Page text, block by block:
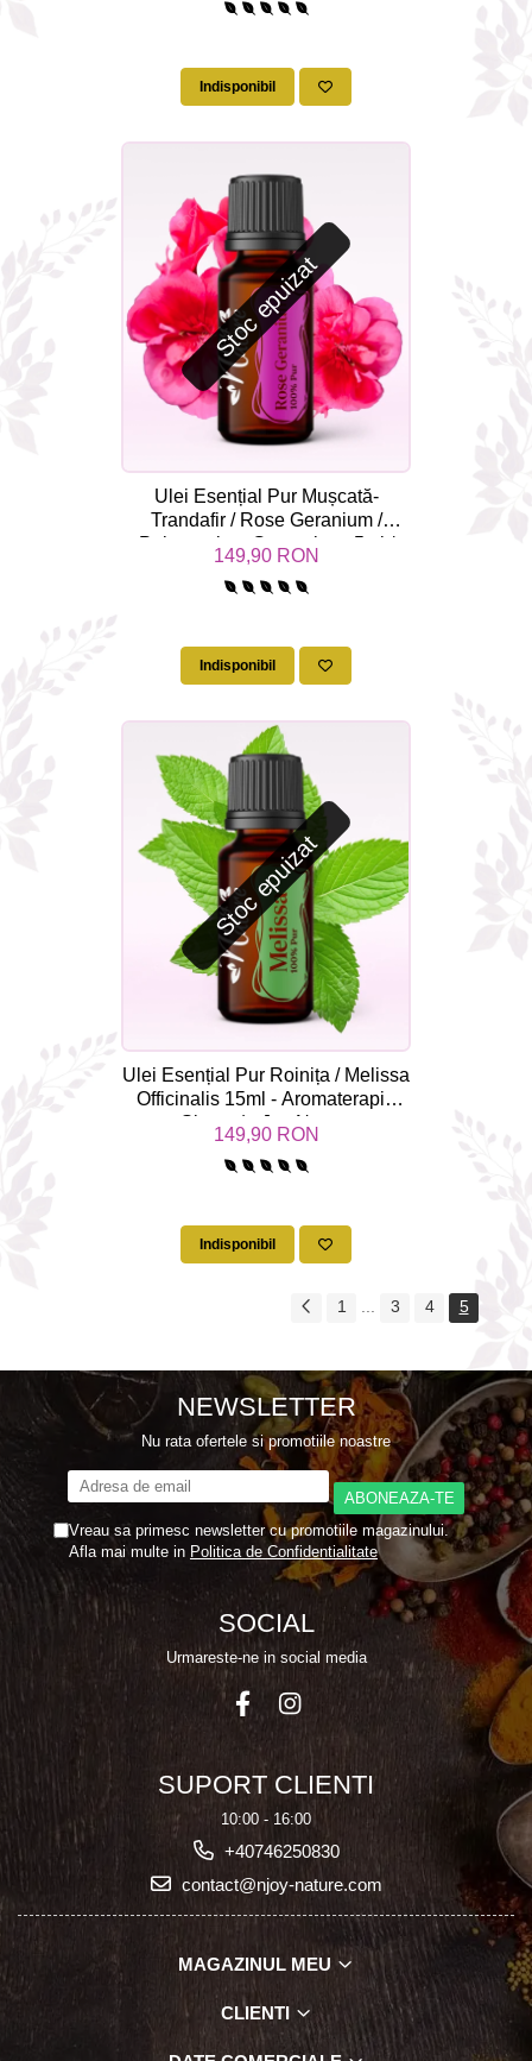
Indisponibil
Stoc epuizat
Ulei Esențial Pur Mușcată-
Trandafir / Rose Geranium /
Pelargonium Graveolens 5ml /
15ml - Aromaterapie Sigura | nJoy
Nature
149,90 RON
Indisponibil
Stoc epuizat
Ulei Esențial Pur Roinița / Melissa
Officinalis 15ml - Aromaterapie
Sigura | nJoy Nature
149,90 RON
Indisponibil
1 3 4 5
NEWSLETTER
Nu rata ofertele si promotiile noastre
Vreau sa primesc newsletter cu promotiile magazinului.
Afla mai multe in Politica de Confidentialitate
SOCIAL
Urmareste-ne in social media
SUPORT CLIENTI
10:00 - 16:00
+40746250830
contact@njoy-nature.com
MAGAZINUL MEU
CLIENTI